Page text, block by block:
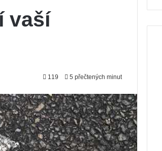
vaší
119 5 přečtených minut